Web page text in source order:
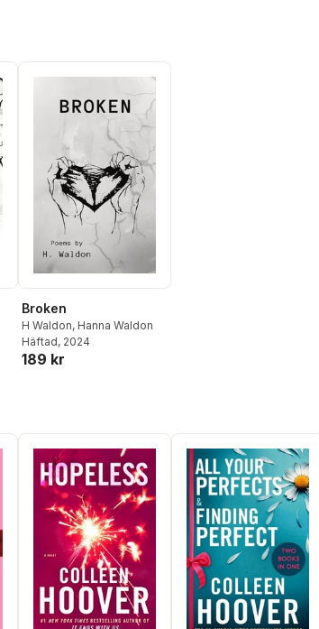
Broken
H Waldon, Hanna Waldon
Häftad, 2024
189 kr